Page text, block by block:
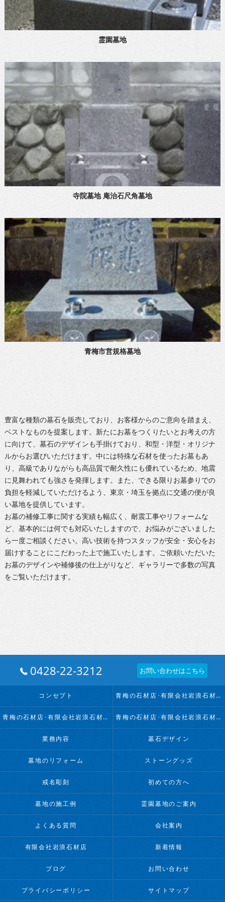
霊園墓地
寺院墓地 庵治石尺角墓地
青梅市営規格墓地
豊富な種類の墓石を販売しており、お客様からのご意向を踏まえ、
ベストなものを提案します。新たにお墓をつくりたいとお考えの方
に向けて、墓石のデザインも手掛けており、和型・洋型・オリジナ
ルからお選びいただけます。中には特殊な石材を使ったお墓もあ
り、高級でありながらも高品質で耐久性にも優れているため、地震
に見舞われても強さを発揮します。また、できる限りお墓参りでの
負担を軽減していただけるよう、東京・埼玉を拠点に交通の便が良
い墓地を提供しています。
お墓の補修工事に関する実績も幅広く、耐震工事やリフォームな
ど、基本的には何でも対応いたしますので、お悩みがございました
ら一度ご相談ください。高い技術を持つスタッフが安全・安心をお
届けすることにこだわった上で施工いたします。ご依頼いただいた
お墓のデザインや補修後の仕上がりなど、ギャラリーで多数の写真
をご覧いただけます。
0428-22-3212 お問い合わせはこちら
コンセプト 青梅の石材店･有限会社岩浪石材店の口コミ情報
青梅の石材店･有限会社岩浪石材店の評判 青梅の石材店･有限会社岩浪石材店のお客様の声
業務内容 墓石デザイン
墓地のリフォーム ストーングッズ
戒名彫刻 初めての方へ
墓地の施工例 霊園墓地のご案内
よくある質問 会社案内
有限会社岩浪石材店 新着情報
ブログ お問い合わせ
プライバシーポリシー サイトマップ